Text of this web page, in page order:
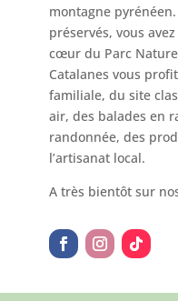
montagne
préservés, vous
cœur du Parc
Catalanes vous
familiale, du site
air, des balades en
randonnée, des
l’artisanat local.
A très bientôt sur